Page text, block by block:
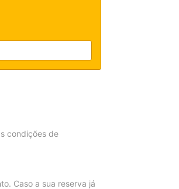
condições de
Caso a sua reserva já